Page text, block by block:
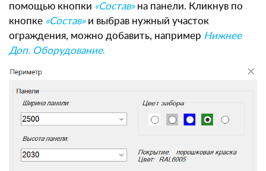
помощью кнопки «Состав»на панели. Кликнув по
кнопке «Состав»и выбрав нужный участок
ограждения, можно добавить, например Нижнее
Доп. Оборудование.